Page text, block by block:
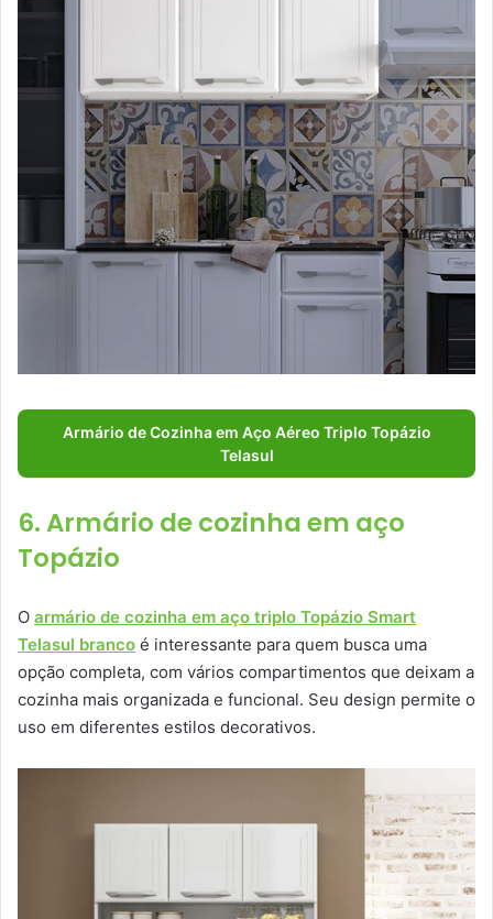
Armário de Cozinha em Aço Aéreo Triplo Topázio
Telasul
6. Armário de cozinha em aço
Topázio
O armário de cozinha em aço triplo Topázio Smart
Telasul branco é interessante para quem busca uma
opção completa, com vários compartimentos que deixam a
cozinha mais organizada e funcional. Seu design permite o
uso em diferentes estilos decorativos.